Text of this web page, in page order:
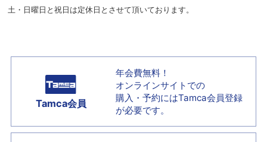
土・日曜日と祝日は定休日とさせて頂いております。
Tamca会員
年会費無料！
オンラインサイトでの
購入・予約にはTamca会員登録
が必要です。